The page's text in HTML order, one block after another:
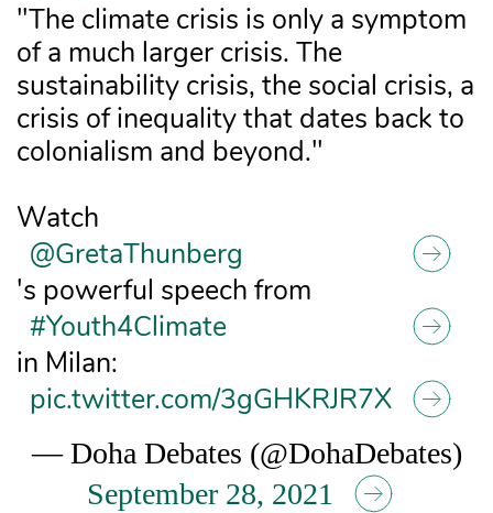
"The climate crisis is only a symptom
of a much larger crisis. The
sustainability crisis, the social crisis, a
crisis of inequality that dates back to
colonialism and beyond."
Watch
@GretaThunberg
's powerful speech from
#Youth4Climate
in Milan:
pic.twitter.com/3gGHKRJR7X
— Doha Debates (@DohaDebates)
September 28, 2021